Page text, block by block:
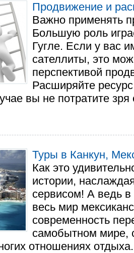
Продвижение и
Важно применять
Большую роль
Гугле. Если у вас
сателлиты, это
перспективой
Расширяйте
вы не потратите зря
Туры в Канкун,
Как это
истории,
сервисом! А ведь
весь мир
современность
самобытном мире,
отношениях